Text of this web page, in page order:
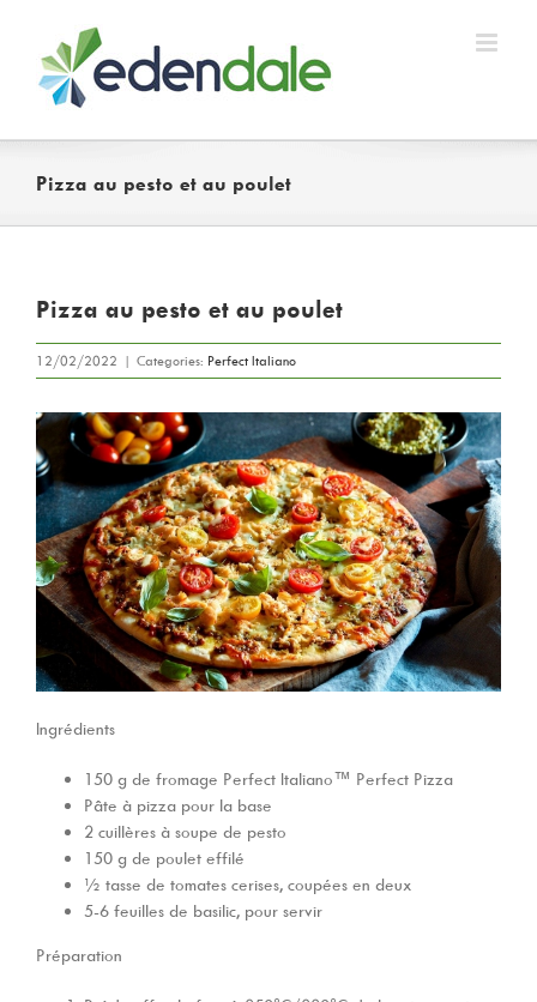
content
Pizza au pesto et au poulet
Pizza au pesto et au poulet
12/02/2022 | Categories: Perfect Italiano
Ingrédients
150 g de fromage Perfect Italiano™ Perfect Pizza
Pâte à pizza pour la base
2 cuillères à soupe de pesto
150 g de poulet effilé
½ tasse de tomates cerises, coupées en deux
5-6 feuilles de basilic, pour servir
Préparation